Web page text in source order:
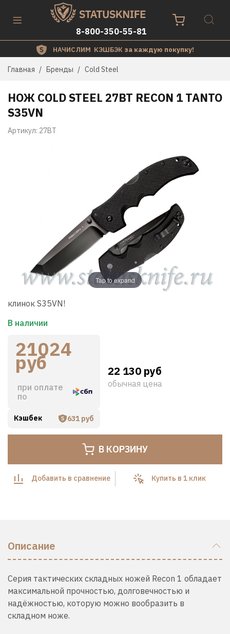
8-800-350-55-81
НАЧИСЛИМ КЭШБЭК за каждую покупку!
Главная Бренды Cold Steel
Tap to expand
Артикул: 27BT
НОЖ COLD STEEL 27BT RECON 1 TANTO
S35VN
клинок S35VN!
В наличии
21024
руб
при оплате
по
Кэшбек 631 руб
22 130 руб
обычная цена
В КОРЗИНУ
Добавить в сравнение Купить в 1 клик
Описание
Серия тактических складных ножей Recon 1 обладает
максимальной прочностью, долговечностью и
надёжностью, которую можно вообразить в
складном ноже.